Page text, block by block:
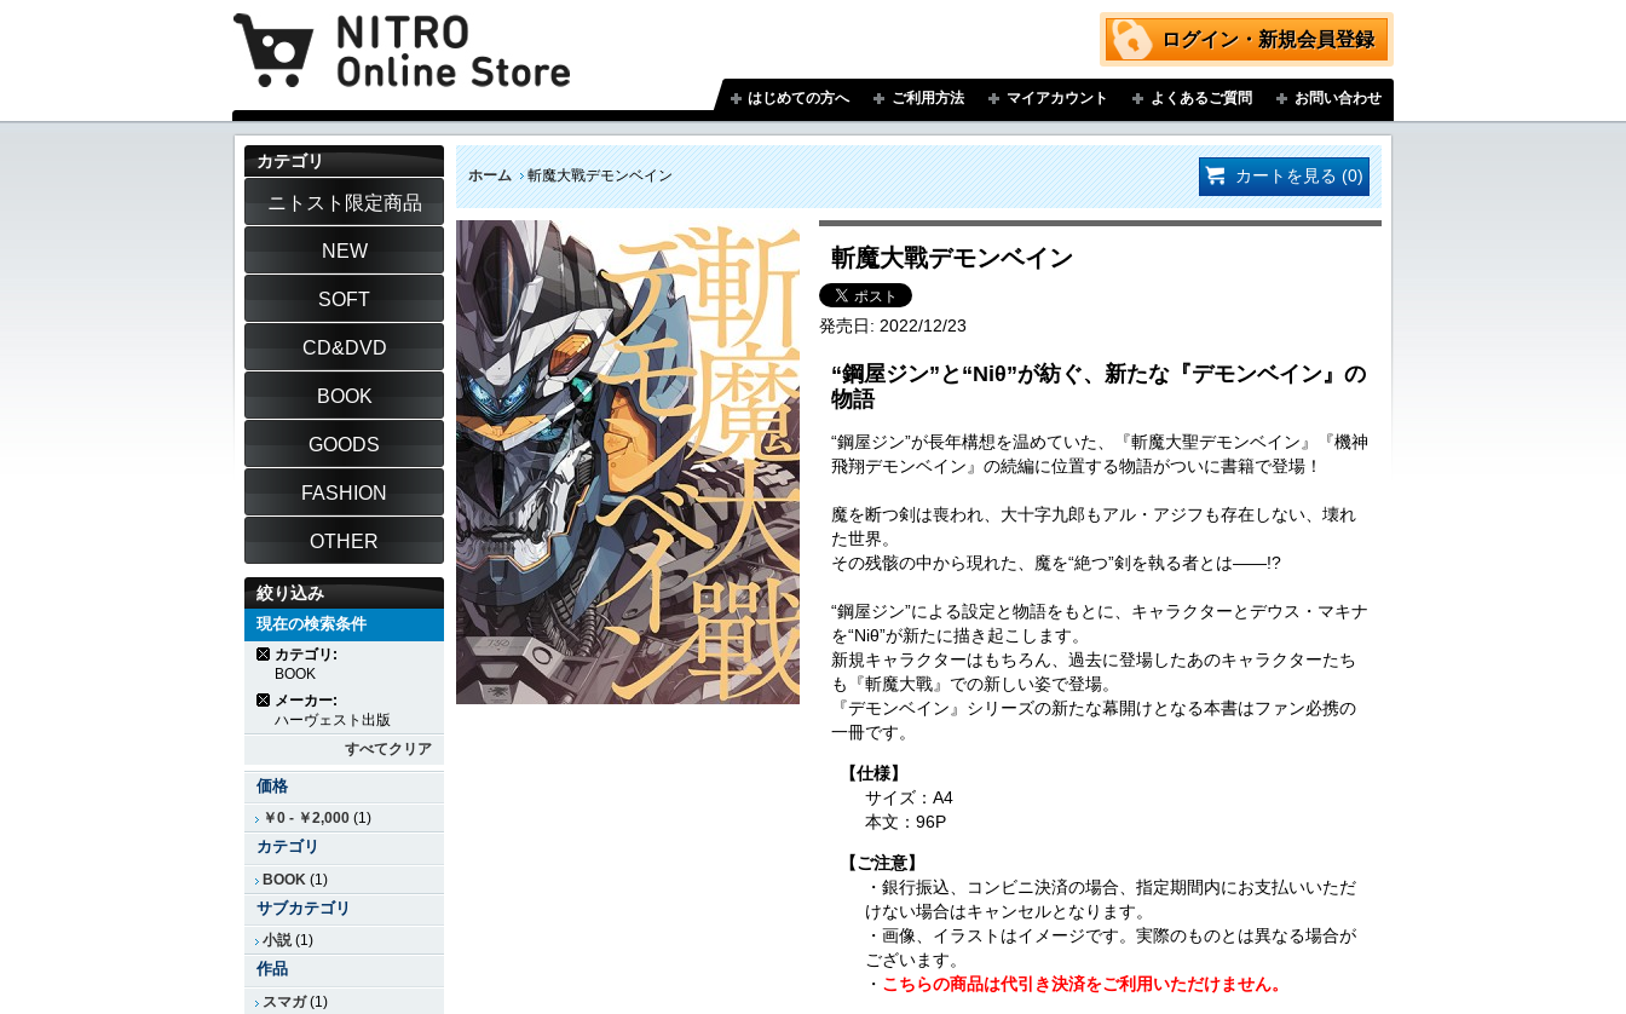
ログイン・新規会員登録
はじめての方へ ご利用方法 マイアカウント よくあるご質問 お問い合わせ
ホーム 斬魔大戰デモンベイン カートを見る (0)
斬魔大戰デモンベイン
発売日: 2022/12/23
“鋼屋ジン”と“Niθ”が紡ぐ、新たな『デモンベイン』の
物語
“鋼屋ジン”が長年構想を温めていた、『斬魔大聖デモンベイン』『機神
飛翔デモンベイン』の続編に位置する物語がついに書籍で登場！
魔を断つ剣は喪われ、大十字九郎もアル・アジフも存在しない、壊れ
た世界。
その残骸の中から現れた、魔を“絶つ”剣を執る者とは――!?
“鋼屋ジン”による設定と物語をもとに、キャラクターとデウス・マキナ
を“Niθ”が新たに描き起こします。
新規キャラクターはもちろん、過去に登場したあのキャラクターたち
も『斬魔大戰』での新しい姿で登場。
『デモンベイン』シリーズの新たな幕開けとなる本書はファン必携の
一冊です。
【仕様】
サイズ：A4
本文：96P
【ご注意】
・銀行振込、コンビニ決済の場合、指定期間内にお支払いいただ
けない場合はキャンセルとなります。
・画像、イラストはイメージです。実際のものとは異なる場合が
ございます。
・ こちらの商品は代引き決済をご利用いただけません。
カテゴリ
ニトスト限定商品
NEW
SOFT
CD&DVD
BOOK
GOODS
FASHION
OTHER
絞り込み
現在の検索条件
カテゴリ:
BOOK
メーカー:
ハーヴェスト出版
すべてクリア
価格
￥0 - ￥2,000 (1)
カテゴリ
BOOK (1)
サブカテゴリ
小説(1)
作品
スマガ(1)